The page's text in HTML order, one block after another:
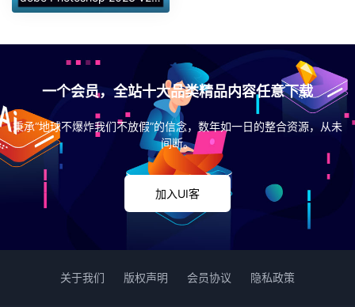
一个会员，全站十大品类精品内容任意下载
秉承“地球不爆炸我们不放假”的信念，数年如一日的整合资源，从未
间断。
加入UI客
关于我们 版权声明 会员协议 隐私政策